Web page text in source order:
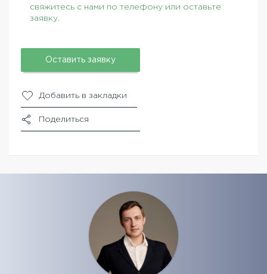
свяжитесь с нами по телефону или оставьте
заявку.
Оставить заявку
Добавить в закладки
Поделиться